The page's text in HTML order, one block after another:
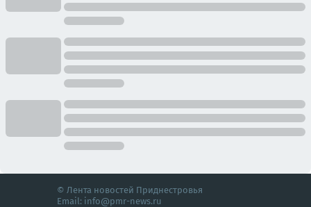
© Лента новостей Приднестровья
Email: info@pmr-news.ru